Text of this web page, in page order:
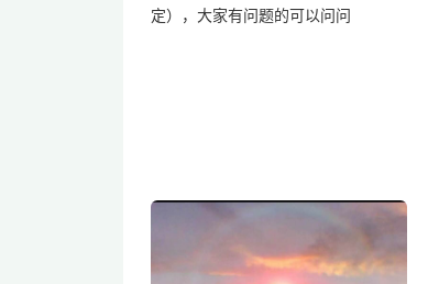
定），大家有问题的可以问问